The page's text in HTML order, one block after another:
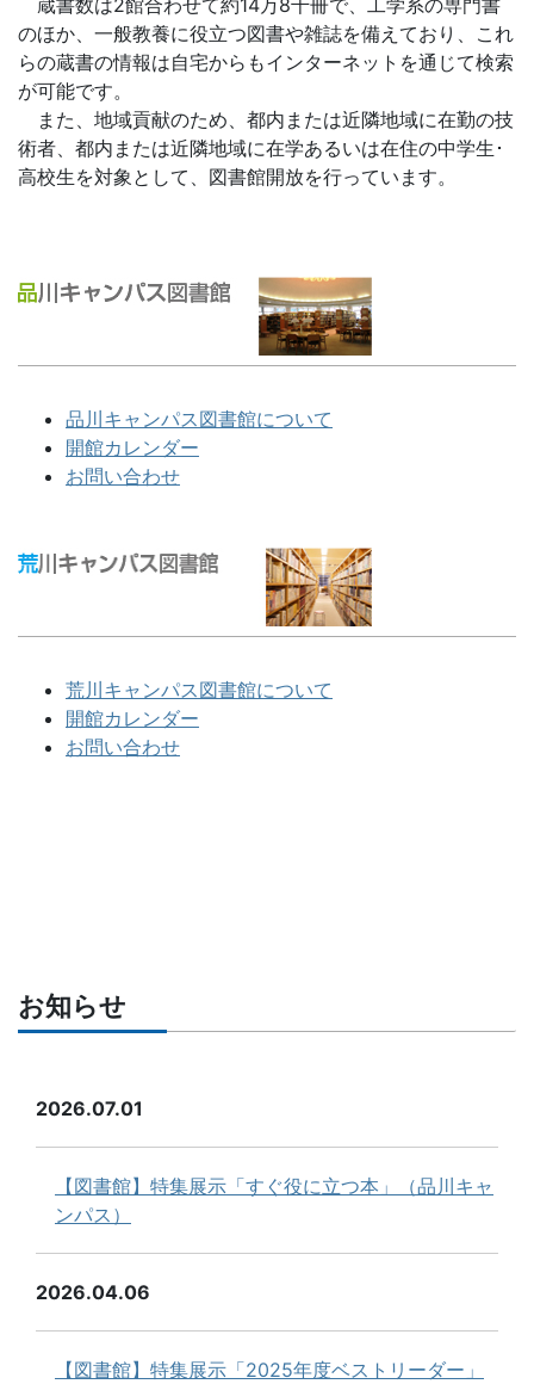
蔵書数は2館合わせて約14万8千冊で、工学系の専門書
のほか、一般教養に役立つ図書や雑誌を備えており、これ
らの蔵書の情報は自宅からもインターネットを通じて検索
が可能です。
また、地域貢献のため、都内または近隣地域に在勤の技
術者、都内または近隣地域に在学あるいは在住の中学生･
高校生を対象として、図書館開放を行っています。
品川キャンパス図書館について
開館カレンダー
お問い合わせ
荒川キャンパス図書館について
開館カレンダー
お問い合わせ
お知らせ
2026.07.01
【図書館】特集展示「すぐ役に立つ本」（品川キャ
ンパス）
2026.04.06
【図書館】特集展示「2025年度ベストリーダー」